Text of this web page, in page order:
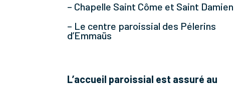
– Chapelle Saint Côme et Saint Damien
– Le centre paroissial des Pélerins
d’Emmaüs
L’accueil paroissial est assuré au